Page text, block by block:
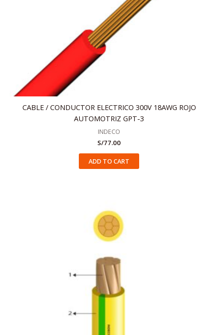
CABLE / CONDUCTOR ELECTRICO 300V 18AWG ROJO
AUTOMOTRIZ GPT-3
INDECO
S/77.00
ADD TO CART